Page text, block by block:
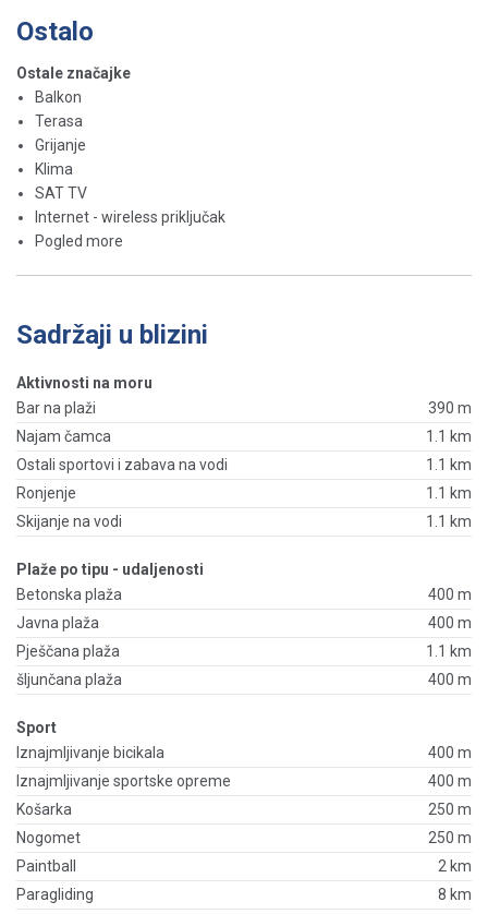
Ostalo
Ostale značajke
Balkon
Terasa
Grijanje
Klima
SAT TV
Internet - wireless priključak
Pogled more
Sadržaji u blizini
Aktivnosti na moru
Bar na plaži
390 m
Najam čamca
1.1 km
Ostali sportovi i zabava na vodi
1.1 km
Ronjenje
1.1 km
Skijanje na vodi
1.1 km
Plaže po tipu - udaljenosti
Betonska plaža
400 m
Javna plaža
400 m
Pješčana plaža
1.1 km
šljunčana plaža
400 m
Sport
Iznajmljivanje bicikala
400 m
Iznajmljivanje sportske opreme
400 m
Košarka
250 m
Nogomet
250 m
Paintball
2 km
Paragliding
8 km